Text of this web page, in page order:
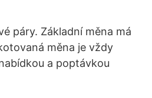
páry. Základní měna má
měna je vždy
a poptávkou